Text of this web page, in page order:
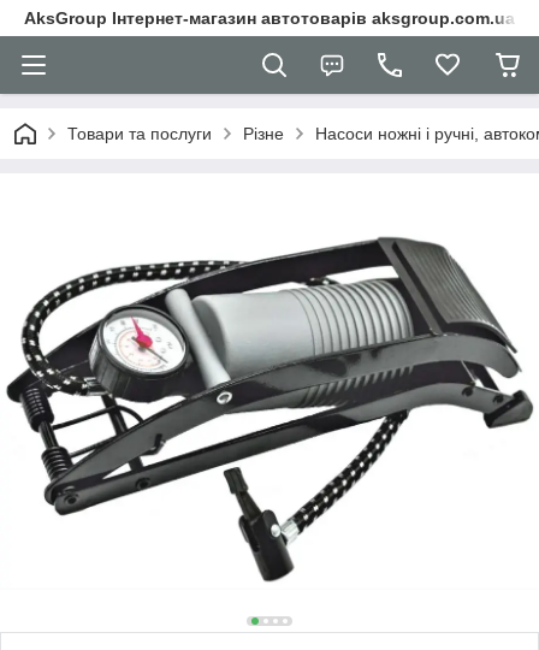
AksGroup Інтернет-магазин автотоварів aksgroup.com.ua
Товари та послуги Різне Насоси ножні і ручні,